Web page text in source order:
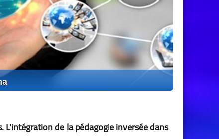
de la pédagogie inversée dans